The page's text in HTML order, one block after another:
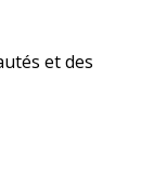
et des